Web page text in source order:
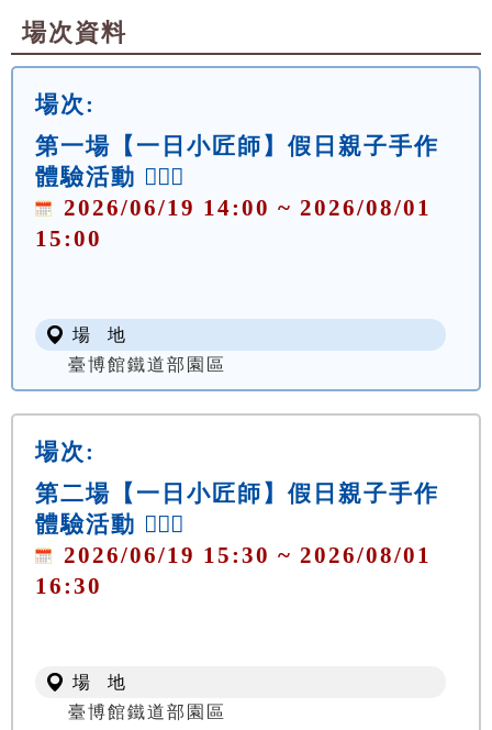
場次資料
場次:
第一場【一日小匠師】假日親子手作
體驗活動 👷🏻‍♀️
2026/06/19 14:00 ~ 2026/08/01
15:00
場 地
臺博館鐵道部園區
場次:
第二場【一日小匠師】假日親子手作
體驗活動 👷🏻‍♀️
2026/06/19 15:30 ~ 2026/08/01
16:30
場 地
臺博館鐵道部園區